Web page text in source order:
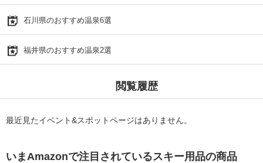
石川県のおすすめ温泉6選
福井県のおすすめ温泉2選
閲覧履歴
最近見たイベント&スポットページはありません。
いまAmazonで注目されているスキー用品の商品